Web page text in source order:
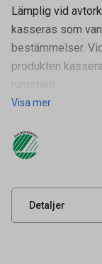
Lämplig vid
kasseras som
bestämmelser.
produkten
rumstem
Visa mer
Detaljer
Artikelnummer
Vikt
Leverantörens
UNSPSC